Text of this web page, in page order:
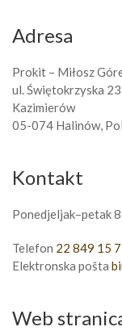
Adresa
Prokit – Miłosz
ul. Świętokrzyska 23
Kazimierów
05-074 Halinów,
Kontakt
Ponedjeljak–petak
Telefon 22 849 15
Elektronska pošta
Web